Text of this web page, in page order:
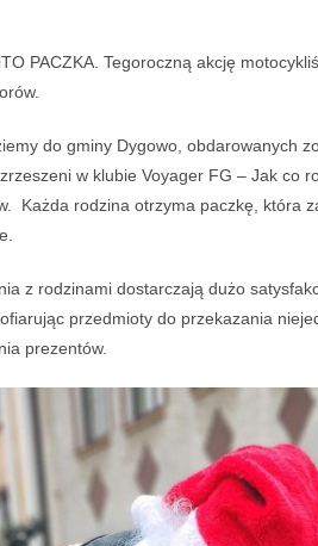
PACZKA. Tegoroczną akcję
do gminy Dygowo, obdarowanych
w klubie Voyager FG – Jak co
Każda rodzina otrzyma paczkę, która
z rodzinami dostarczają dużo
przedmioty do przekazania
prezentów.